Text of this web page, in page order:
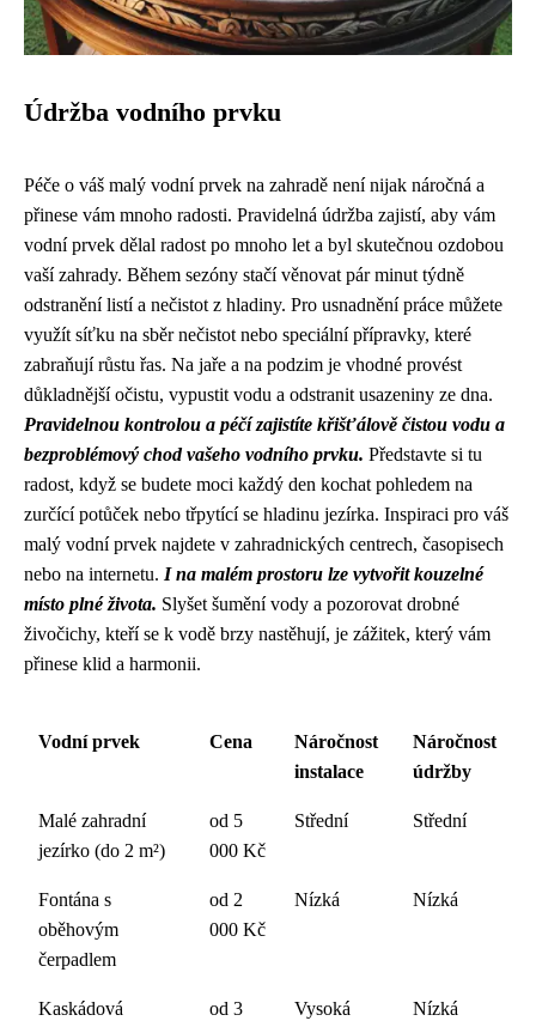
Údržba vodního prvku
Péče o váš malý vodní prvek na zahradě není nijak náročná a
přinese vám mnoho radosti. Pravidelná údržba zajistí, aby vám
vodní prvek dělal radost po mnoho let a byl skutečnou ozdobou
vaší zahrady. Během sezóny stačí věnovat pár minut týdně
odstranění listí a nečistot z hladiny. Pro usnadnění práce můžete
využít síťku na sběr nečistot nebo speciální přípravky, které
zabraňují růstu řas. Na jaře a na podzim je vhodné provést
důkladnější očistu, vypustit vodu a odstranit usazeniny ze dna.
Pravidelnou kontrolou a péčí zajistíte křišťálově čistou vodu a
bezproblémový chod vašeho vodního prvku. Představte si tu
radost, když se budete moci každý den kochat pohledem na
zurčící potůček nebo třpytící se hladinu jezírka. Inspiraci pro váš
malý vodní prvek najdete v zahradnických centrech, časopisech
nebo na internetu. I na malém prostoru lze vytvořit kouzelné
místo plné života. Slyšet šumění vody a pozorovat drobné
živočichy, kteří se k vodě brzy nastěhují, je zážitek, který vám
přinese klid a harmonii.
Vodní prvek Cena
Náročnost
instalace
Náročnost
údržby
Malé zahradní
jezírko (do 2 m²)
od 5
000 Kč
Střední Střední
Fontána s
oběhovým
čerpadlem
od 2
000 Kč
Nízká Nízká
Kaskádová
od 3
Vysoká Nízká